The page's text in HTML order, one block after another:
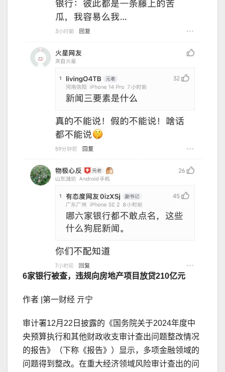
6家银行被查，违规向房地产项目放贷210亿元
作者 |第一财经 亓宁
审计署12月22日披露的《国务院关于2024年度中
央预算执行和其他财政收支审计查出问题整改情况
的报告》（下称《报告》）显示，多项金融领域的
问题得到整改。在重大经济领域风险审计查出的问